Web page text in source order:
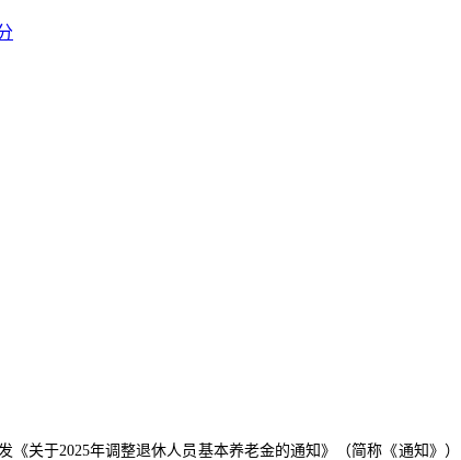
《关于2025年调整退休人员基本养老金的通知》（简称《通知》